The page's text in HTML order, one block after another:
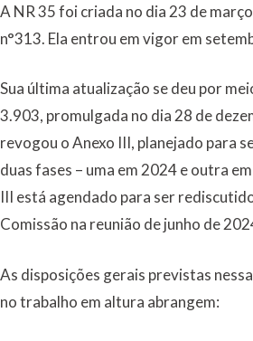
A NR 35 foi criada no dia 23 de
n°313. Ela entrou em vigor em
Sua última atualização se deu por
3.903, promulgada no dia 28 de
revogou o Anexo III, planejado para
duas fases – uma em 2024 e outra
III está agendado para ser
Comissão na reunião de junho de
As disposições gerais previstas
no trabalho em altura abrangem: